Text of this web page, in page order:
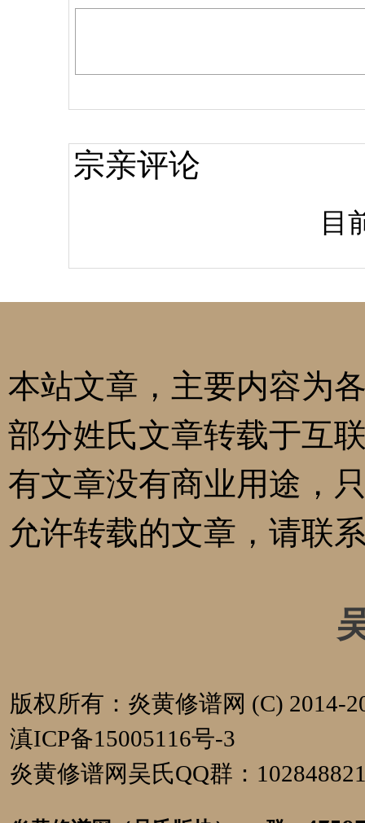
宗亲评论
目
本站文章，主要内容为
部分姓氏文章转载于互
有文章没有商业用途，
允许转载的文章，请联
版权所有：炎黄修谱网 (C) 2014-
滇ICP备15005116号-3
炎黄修谱网吴氏QQ群：